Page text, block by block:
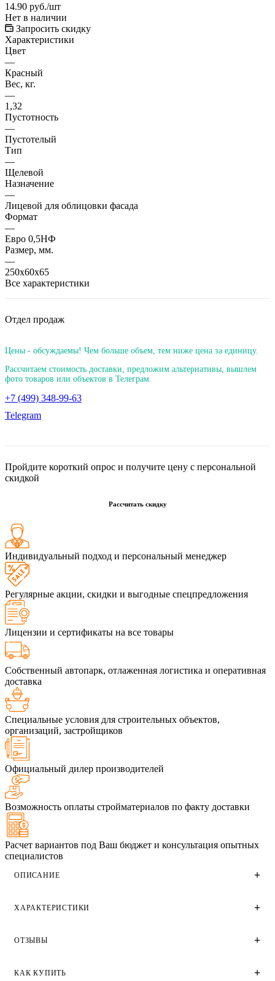
14.90 руб./шт
Нет в наличии
Запросить скидку
Характеристики
Цвет
—
Красный
Вес, кг.
—
1,32
Пустотность
—
Пустотелый
Тип
—
Щелевой
Назначение
—
Лицевой для облицовки фасада
Формат
—
Евро 0,5НФ
Размер, мм.
—
250х60х65
Все характеристики
Отдел продаж
Цены - обсуждаемы! Чем больше объем, тем ниже цена за единицу.
Рассчитаем стоимость доставки, предложим альтернативы, вышлем
фото товаров или объектов в Телеграм.
+7 (499) 348-99-63
Telegram
Пройдите короткий опрос и получите цену с персональной
скидкой
Рассчитать скидку
Индивидуальный подход и персональный менеджер
Регулярные акции, скидки и выгодные спецпредложения
Лицензии и сертификаты на все товары
Собственный автопарк, отлаженная логистика и оперативная
доставка
Специальные условия для строительных объектов,
организаций, застройщиков
Официальный дилер производителей
Возможность оплаты стройматериалов по факту доставки
Расчет вариантов под Ваш бюджет и консультация опытных
специалистов
ОПИСАНИЕ
Голицынский облицовочный 0,5нф кирпич красного
завода. Имеет гладкую поверхность.
различного назначения частного малоэтажного и
крупного высотного строительства.
ХАРАКТЕРИСТИКИ
Цвет
ОТЗЫВЫ
КАК КУПИТЬ